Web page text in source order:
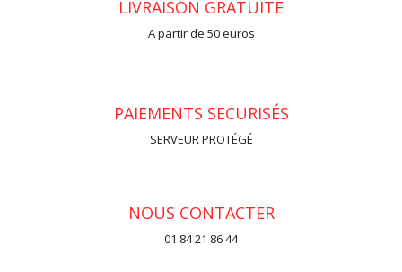
LIVRAISON GRATUITE
A partir de 50 euros
PAIEMENTS SECURISÉS
SERVEUR PROTÉGÉ
NOUS CONTACTER
01 84 21 86 44